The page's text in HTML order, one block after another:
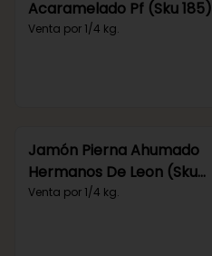
Acaramelado Pf (Sku 185)
Venta por 1/4 kg.
Jamón Pierna Ahumado
Hermanos De Leon (Sku
291)
Venta por 1/4 kg.